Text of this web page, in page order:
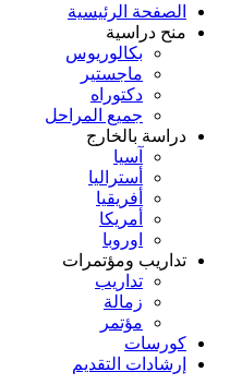
الصفحة الرئيسية
منح دراسية
بكالوريوس
ماجستير
دكتوراه
جميع المراحل
دراسة بالخارج
آسيا
أستراليا
أفريقيا
أمريكا
اوروبا
تداريب ومؤتمرات
تداريب
زمالة
مؤتمر
كورسات
إرشادات التقديم